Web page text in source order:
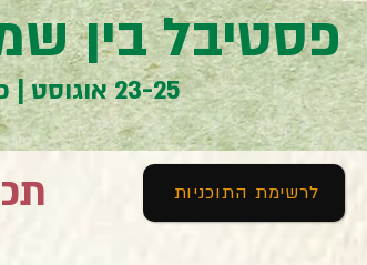
פסטיבל בין
23-25 אוגוסט | כ"ו-כ"ח אב תשפ"ב
לרשימת התוכניות